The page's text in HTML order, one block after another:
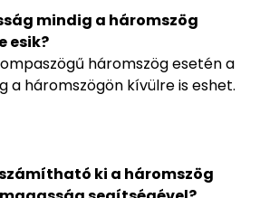
mindig a háromszög
esik?
háromszög esetén a
a háromszögön kívülre is eshet.
ki a háromszög